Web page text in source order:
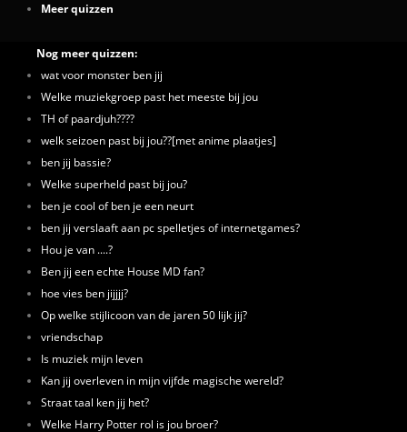
Meer quizzen
Nog meer quizzen:
wat voor monster ben jij
Welke muziekgroep past het meeste bij jou
TH of paardjuh????
welk seizoen past bij jou??[met anime plaatjes]
ben jij bassie?
Welke superheld past bij jou?
ben je cool of ben je een neurt
ben jij verslaaft aan pc spelletjes of internetgames?
Hou je van ....?
Ben jij een echte House MD fan?
hoe vies ben jijjjj?
Op welke stijlicoon van de jaren 50 lijk jij?
vriendschap
Is muziek mijn leven
Kan jij overleven in mijn vijfde magische wereld?
Straat taal ken jij het?
Welke Harry Potter rol is jou broer?